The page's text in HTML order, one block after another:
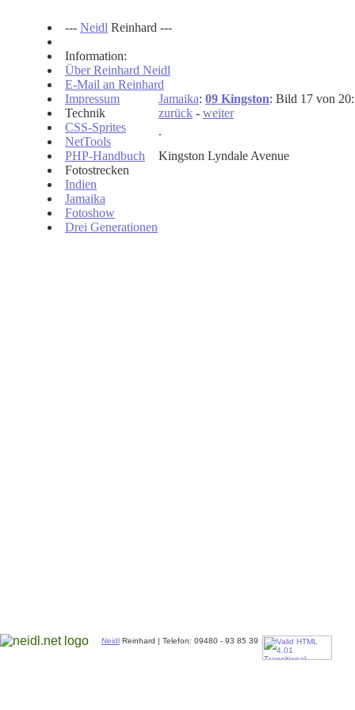
Neidl Reinhard | Telefon: 09480 - 93 85 39
--- Neidl Reinhard ---
Information:
Über Reinhard Neidl
E-Mail an Reinhard
Impressum
Technik
CSS-Sprites
NetTools
PHP-Handbuch
Fotostrecken
Indien
Jamaika
Fotoshow
Drei Generationen
Jamaika: 09 Kingston: Bild 17 von 20:
zurück - weiter
Kingston Lyndale Avenue